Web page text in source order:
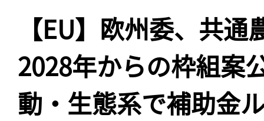
【EU】欧州委、共
2028年からの枠組案
動・生態系で補助金